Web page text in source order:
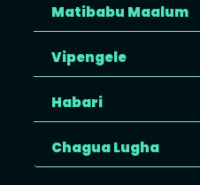
Matibabu Maalum
Vipengele
Habari
Chagua Lugha